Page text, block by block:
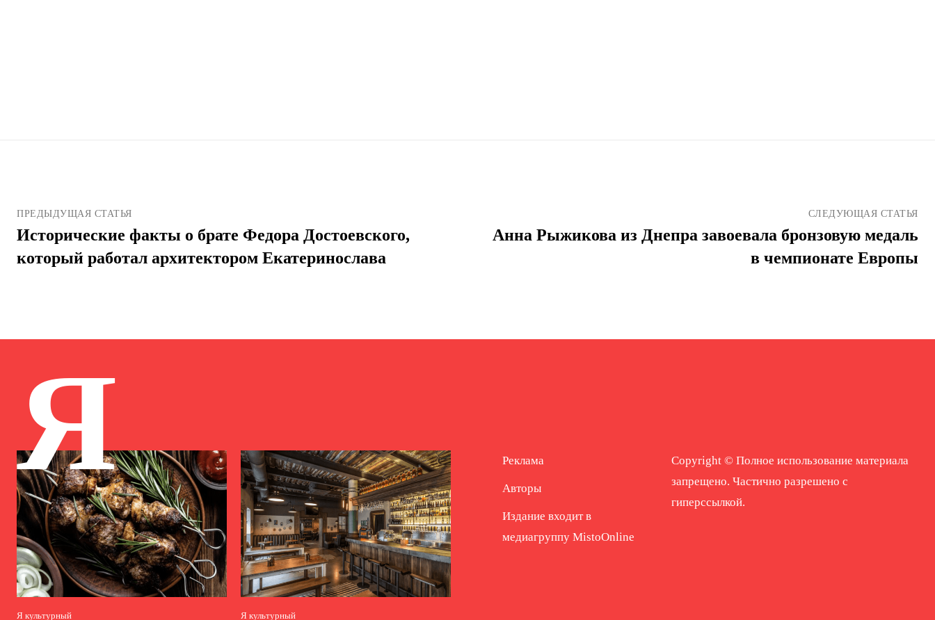
ПРЕДЫДУЩАЯ СТАТЬЯ
Исторические факты о брате Федора Достоевского,
который работал архитектором Екатеринослава
СЛЕДУЮЩАЯ СТАТЬЯ
Анна Рыжикова из Днепра завоевала бронзовую медаль
в чемпионате Европы
Я
Я культурный Я культурный
Реклама
Авторы
Издание входит в
медиагруппу MistoOnline
Copyright © Полное использование материала
запрещено. Частично разрешено с
гиперссылкой.